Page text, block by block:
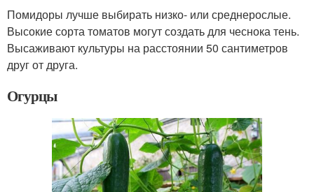
Помидоры лучше выбирать низко- или среднерослые.
Высокие сорта томатов могут создать для чеснока тень.
Высаживают культуры на расстоянии 50 сантиметров
друг от друга.
Огурцы